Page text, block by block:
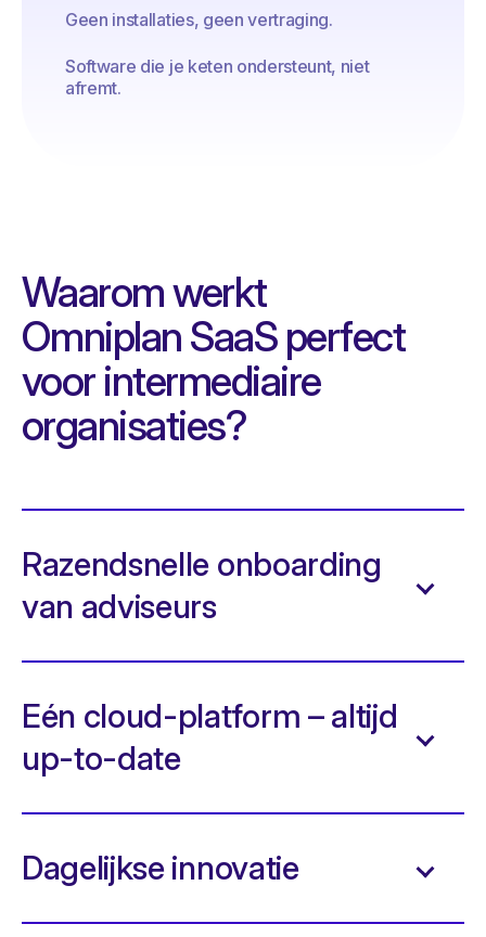
Geen installaties, geen vertraging.
Software die je keten ondersteunt, niet
afremt.
Waarom werkt
Omniplan SaaS perfect
voor intermediaire
organisaties?
Razendsnelle onboarding
van adviseurs
Eén cloud-platform – altijd
up-to-date
Dagelijkse innovatie